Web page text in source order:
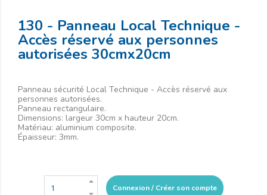
130 - Panneau Local Technique -
Accès réservé aux personnes
autorisées 30cmx20cm
Panneau sécurité Local Technique - Accès réservé aux
personnes autorisées.
Panneau rectangulaire.
Dimensions: largeur 30cm x hauteur 20cm.
Matériau: aluminium composite.
Épaisseur: 3mm.
Connexion / Créer son compte